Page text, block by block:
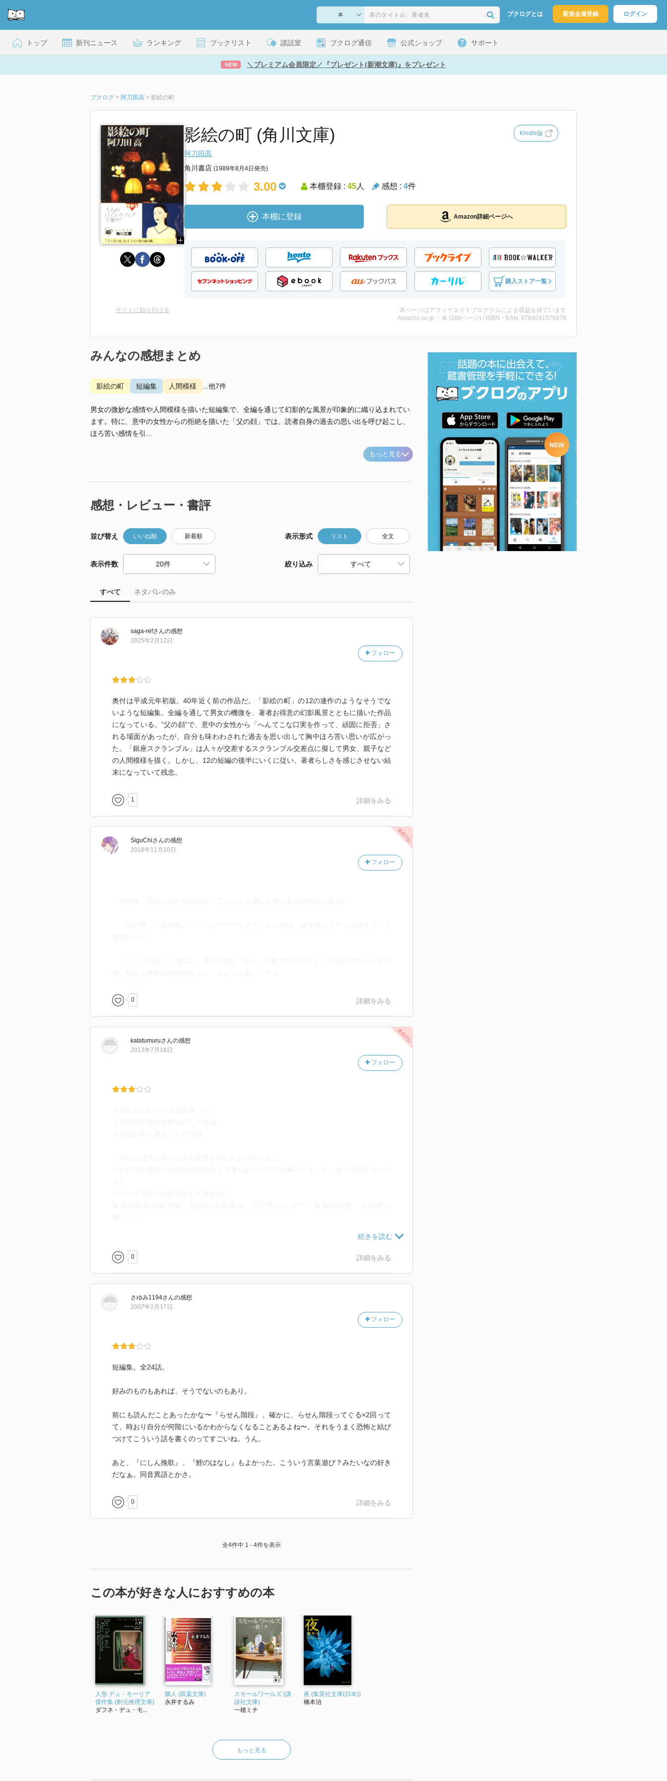
ブクログとは 新規会員登録 ログイン
トップ 新刊ニュース ランキング ブックリスト 談話室 ブクログ通信 公式ショップ サポート
NEW ＼プレミアム会員限定／『プレゼント(新潮文庫)』をプレゼント
ブクログ > 阿刀田高 > 影絵の町
影絵の町 (角川文庫) Kindle版
阿刀田高
角川書店 (1989年8月4日発売)
3.00 本棚登録 : 45人 感想 : 4件
本棚に登録 Amazon詳細ページへ
購入ストア一覧
サイトに貼り付ける
本ページはアフィリエイトプログラムによる収益を得ています
Amazon.co.jp ・本 (288ページ) / ISBN・EAN: 9784041576076
みんなの感想まとめ
影絵の町 短編集 人間模様 ...他7件
男女の微妙な感情や人間模様を描いた短編集で、全編を通じて幻影的な風景が印象的に織り込まれてい
ます。特に、意中の女性からの拒絶を描いた「父の顔」では、読者自身の過去の思い出を呼び起こし、
ほろ苦い感情を引...
もっと見る
感想・レビュー・書評
並び替え いいね順 新着順 表示形式 リスト 全文
表示件数 絞り込み
すべて ネタバレのみ
saga-refさんの感想
フォロー
2025年2月12日
奥付は平成元年初版。40年近く前の作品だ。「影絵の町」の12の連作のようなそうでな
いような短編集。全編を通して男女の機微を、著者お得意の幻影風景とともに描いた作品
になっている。”父の顔”で、意中の女性から「へんてこな口実を作って、頑固に拒否」さ
れる場面があったが、自分も味わわされた過去を思い出して胸中ほろ苦い思いが広がっ
た。「銀座スクランブル」は人々が交差するスクランブル交差点に擬して男女、親子など
の人間模様を描く。しかし、12の短編の後半にいくに従い、著者らしさを感じさせない結
末になっていて残念。
1 詳細をみる
SiguChiさんの感想
フォロー
2018年11月10日
0 詳細をみる
katatumuruさんの感想
フォロー
2013年7月18日
そして２部の方は銀座という日本でも一種特殊な地域で繰り広げられるストーリー。
スクランブル交差点がやたらと出てくるのが印象的でした。
たんだ～」と思いました。
それなら喜んで出す人がいくらでもいるだろうと思いました。
あと「月の光」という話も良かった。
その後の「白い橋」という話も何となく好きです。
どうという事ない話、さりげない話も具体的な地名からイメージする事でこんな風に楽し
める話になるんだな～と思う作品です。
0 詳細をみる
さゆみ1194さんの感想
フォロー
2007年2月17日
短編集。全24話。
好みのものもあれば、そうでないのもあり。
前にも読んだことあったかな〜『らせん階段』。確かに、らせん階段ってぐる×2回って
て、時おり自分が何階にいるかわからなくなることあるよね〜。それをうまく恐怖と結び
つけてこういう話を書くのってすごいね。うん。
あと、『にしん挽歌』、『鯉のはなし』もよかった。こういう言葉遊び？みたいなの好き
だなぁ。同音異語とかさ。
0 詳細をみる
全4件中 1 - 4件を表示
この本が好きな人におすすめの本
人形 デュ・モーリア
傑作集 (創元推理文庫)
ダフネ・デュ・モ...
隣人 (双葉文庫)
永井するみ
スモールワールズ (講
談社文庫)
一穂ミチ
夜 (集英社文庫(日本))
橋本治
もっと見る